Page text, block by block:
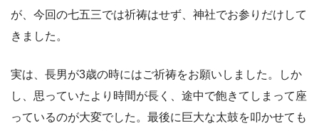
が、今回の七五三では祈祷はせず、神社でお参りだけして
きました。
実は、長男が3歳の時にはご祈祷をお願いしました。しか
し、 思っていたより時間が長く、途中で飽きてしまって座
っているのが大変でした。最後に巨大な太鼓を叩かせても